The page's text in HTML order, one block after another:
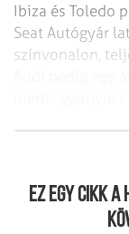
Ibiza és Toledo
Seat Autógyár
színvonalon,
Audi TT
Ez egy cikk